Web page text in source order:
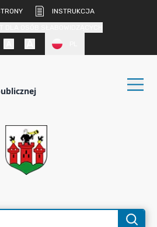
INSTRUKCJA